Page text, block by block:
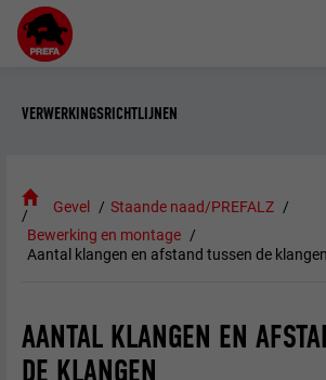
VERWERKINGSRICHTLIJNEN
Gevel
Staande naad/PREFALZ
Bewerking en montage
Aantal klangen en afstand tussen de klangen
AANTAL KLANGEN EN
DE KLANGEN